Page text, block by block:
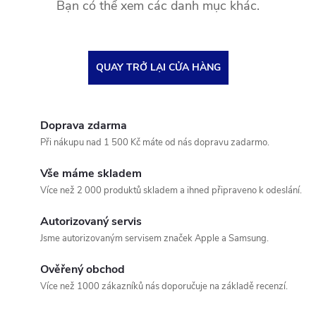
Bạn có thể xem các danh mục khác.
QUAY TRỞ LẠI CỬA HÀNG
Doprava zdarma
Při nákupu nad 1 500 Kč máte od nás dopravu zadarmo.
Vše máme skladem
Více než 2 000 produktů skladem a ihned připraveno k odeslání.
Autorizovaný servis
Jsme autorizovaným servisem značek Apple a Samsung.
Ověřený obchod
Více než 1000 zákazníků nás doporučuje na základě recenzí.